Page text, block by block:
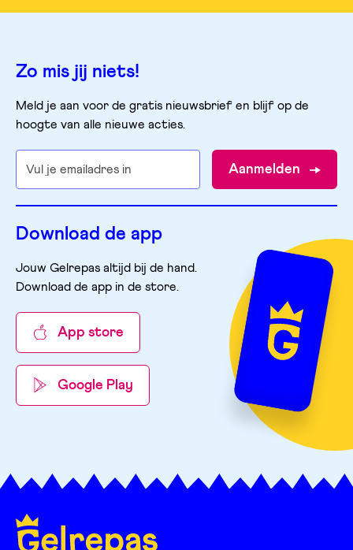
Zo mis jij niets!
Meld je aan voor de gratis nieuwsbrief en blijf op de
hoogte van alle nieuwe acties.
Aanmelden
Download de app
Jouw Gelrepas altijd bij de hand.
Download de app in de store.
App store
Google Play